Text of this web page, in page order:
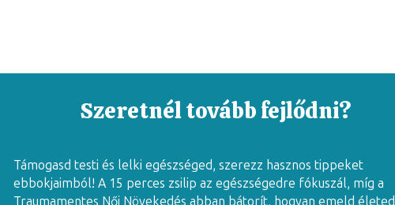
Szeretnél tovább fejlődni?
Támogasd testi és lelki egészséged, szerezz hasznos tippeket
ebbokjaimból! A 15 perces zsilip az egészségedre fókuszál, míg a
Traumamentes Női Növekedés abban bátorít, hogyan emeld életed